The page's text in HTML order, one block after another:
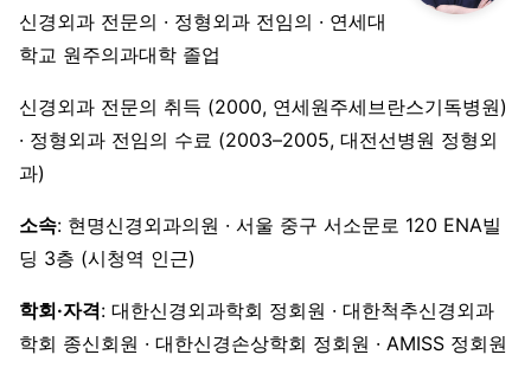
신경외과 전문의 · 정형외과 전임의 · 연세대
학교 원주의과대학 졸업
신경외과 전문의 취득 (2000, 연세원주세브란스기독병원)
· 정형외과 전임의 수료 (2003–2005, 대전선병원 정형외
과)
소속: 현명신경외과의원 · 서울 중구 서소문로 120 ENA빌
딩 3층 (시청역 인근)
학회·자격: 대한신경외과학회 정회원 · 대한척추신경외과
학회 종신회원 · 대한신경손상학회 정회원 · AMISS 정회원